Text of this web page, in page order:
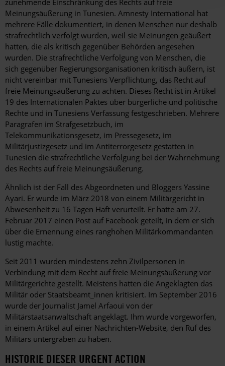
zunehmende Einschränkung des Rechts auf freie
Meinungsäußerung in Tunesien. Amnesty International hat
mehrere Fälle dokumentiert, in denen Menschen nur deshalb
strafrechtlich verfolgt wurden, weil sie Meinungen geäußert
hatten, die als kritisch gegenüber Behörden angesehen
wurden. Die strafrechtliche Verfolgung von Menschen, die
sich gegenüber Regierungsorganisationen kritisch äußern, ist
nicht vereinbar mit Tunesiens Verpflichtung, das Recht auf
freie Meinungsäußerung zu achten. Dieses Recht ist in Artikel
19 des Internationalen Paktes über bürgerliche und politische
Rechte und in Tunesiens Verfassung festgeschrieben. Mehrere
Paragrafen im Strafgesetzbuch, im
Telekommunikationsgesetz, im Pressegesetz, im
Militärjustizgesetz und im Antiterrorgesetz gestatten in
Tunesien die strafrechtliche Verfolgung bei der Wahrnehmung
des Rechts auf freie Meinungsäußerung.
Ähnlich ist der Fall des Abgeordneten und Bloggers Yassine
Ayari. Er wurde im März 2018 von einem Militärgericht in
Abwesenheit zu 16 Tagen Haft verurteilt. Er hatte am 27.
Februar 2017 einen Post auf Facebook geteilt, in dem er sich
über die Ernennung eines ranghohen Militärkommandanten
lustig machte.
Seit 2011 wurden mindestens zehn Zivilpersonen in
Verbindung mit dem Recht auf freie Meinungsäußerung vor
Militärgerichte gestellt. Meistens hatten die Angeklagten das
Militär oder Staatsbeamt_innen kritisiert. Im September 2016
wurde der Journalist Jamel Arfaoui von der
Militärstaatsanwaltschaft angeklagt. Ihm wurde vorgeworfen,
in einem Artikel auf einer Nachrichten-Website, den Ruf des
Militärs untergraben zu haben.
HISTORIE DIESER URGENT ACTION